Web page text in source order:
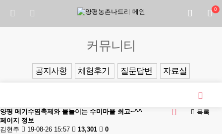
0
커뮤니티
공지사항 체험후기 질문답변 자료실
목록
양평 메기수염축제와 물놀이는 수미마을 최고~^^
페이지 정보
김현주
19-08-26 15:57 13,301
0